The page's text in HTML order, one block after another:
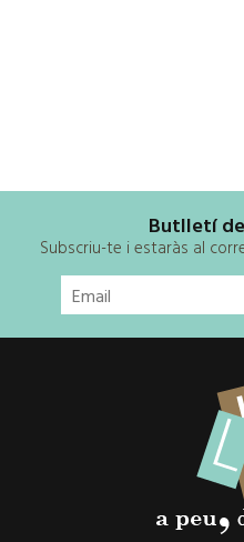
Butlletí
Subscriu-te i estaràs al